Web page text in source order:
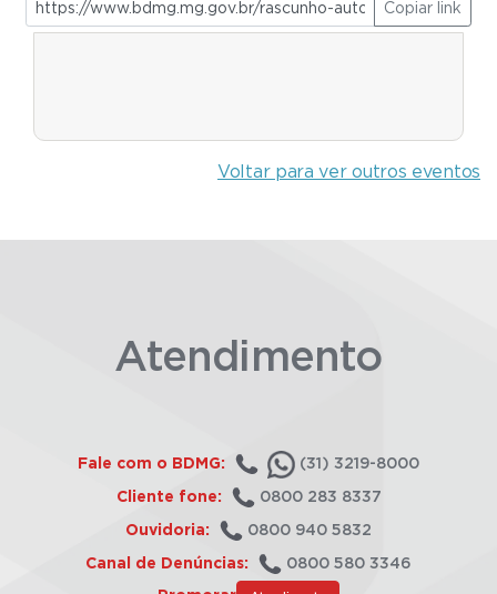
Copiar link
Voltar para ver outros eventos
Atendimento
Fale com o BDMG: (31) 3219-8000
Cliente fone: 0800 283 8337
Ouvidoria: 0800 940 5832
Canal de Denúncias: 0800 580 3346